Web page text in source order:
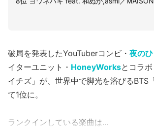
破局を発表したYouTuberコンビ・ 夜の
イターユニット・ HoneyWorksとコラ
イチズ」が、世界中で脚光を浴びるBTS
て1位に。
ランクインしている楽曲は...